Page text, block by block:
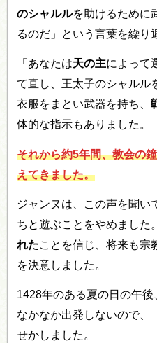
のシャルルを助けるために
るのだ」という言葉を繰り
「あなたは天の主によって
て直し、王太子のシャルル
衣服をまとい武器を持ち、
体的な指示もありました。
それから約5年間、教会の
えてきました。
ジャンヌは、この声を聞い
ちと遊ぶことをやめました
れたことを信じ、将来も宗
を決意しました。
1428年のある夏の日の午
なかなか出発しないので、
せかしました。